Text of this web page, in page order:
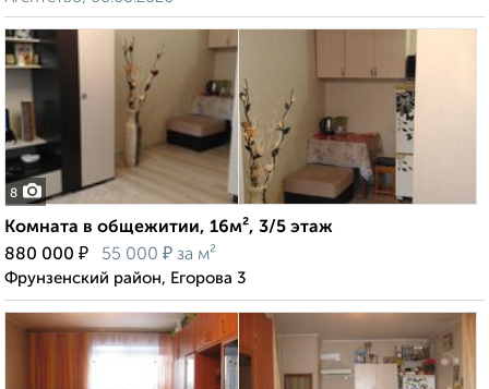
8
Комната в общежитии, 16м², 3/5 этаж
880 000 ₽ 55 000 ₽ за м²
Фрунзенский район, Егорова 3